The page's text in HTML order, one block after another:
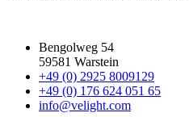
Bengolweg 54
59581 Warstein
+49 (0) 2925 8009129
+49 (0) 176 624 051 65
info@velight.com